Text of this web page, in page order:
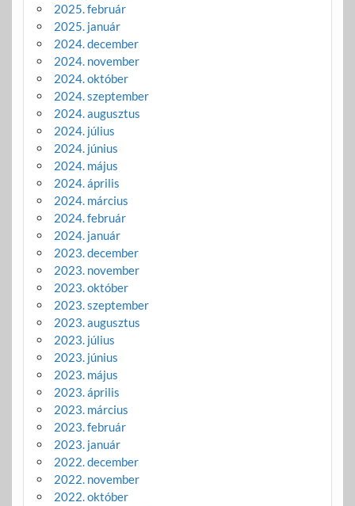
2025. február
2025. január
2024. december
2024. november
2024. október
2024. szeptember
2024. augusztus
2024. július
2024. június
2024. május
2024. április
2024. március
2024. február
2024. január
2023. december
2023. november
2023. október
2023. szeptember
2023. augusztus
2023. július
2023. június
2023. május
2023. április
2023. március
2023. február
2023. január
2022. december
2022. november
2022. október